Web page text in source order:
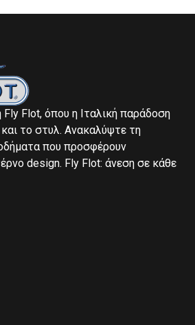
Flot, όπου η Ιταλική παράδοση
το στυλ. Ανακαλύψτε τη
που προσφέρουν
design. Fly Flot: άνεση σε κάθε